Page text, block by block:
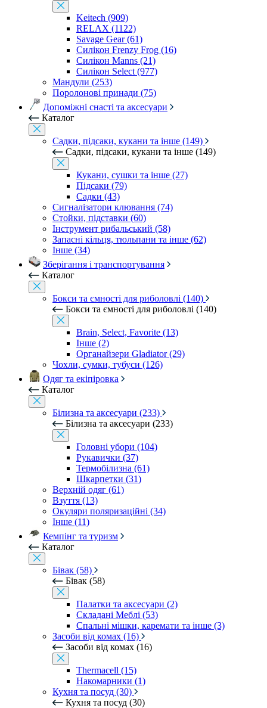
Keitech (909)
RELAX (1122)
Savage Gear (61)
Силікон Frenzy Frog (16)
Силікон Manns (21)
Силікон Select (977)
Мандули (253)
Поролонові принади (75)
Допоміжні снасті та аксесуари
Каталог
Садки, підсаки, кукани та інше (149)
Садки, підсаки, кукани та інше (149)
Кукани, сушки та інше (27)
Підсаки (79)
Садки (43)
Сигналізатори клювання (74)
Стойки, підставки (60)
Інструмент рибальський (58)
Запасні кільця, тюльпани та інше (62)
Інше (34)
Зберігання і транспортування
Каталог
Бокси та ємності для риболовлі (140)
Бокси та ємності для риболовлі (140)
Brain, Select, Favorite (13)
Інше (2)
Органайзери Gladiator (29)
Чохли, сумки, тубуси (126)
Одяг та екіпіровка
Каталог
Білизна та аксесуари (233)
Білизна та аксесуари (233)
Головні убори (104)
Рукавички (37)
Термобілизна (61)
Шкарпетки (31)
Верхній одяг (61)
Взуття (13)
Окуляри поляризаційні (34)
Інше (11)
Кемпінг та туризм
Каталог
Бівак (58)
Бівак (58)
Палатки та аксесуари (2)
Складані Меблі (53)
Спальні мішки, каремати та інше (3)
Засоби від комах (16)
Засоби від комах (16)
Thermacell (15)
Накомарники (1)
Кухня та посуд (30)
Кухня та посуд (30)